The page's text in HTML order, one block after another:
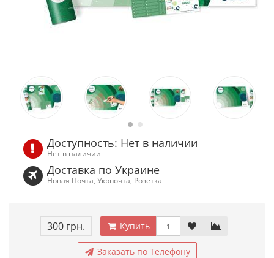
Доступность: Нет в наличии
Нет в наличии
Доставка по Украине
Новая Почта, Укрпочта, Розетка
300 грн. Купить
Заказать по Телефону